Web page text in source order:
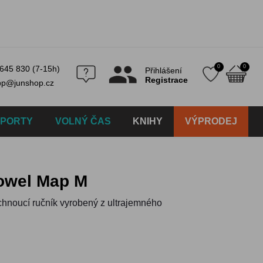
830 (7-15h)
Přihlášení
Registrace
0 0
VOLNÝ ČAS KNIHY VÝPRODEJ
Map M
ručník vyrobený z ultrajemného